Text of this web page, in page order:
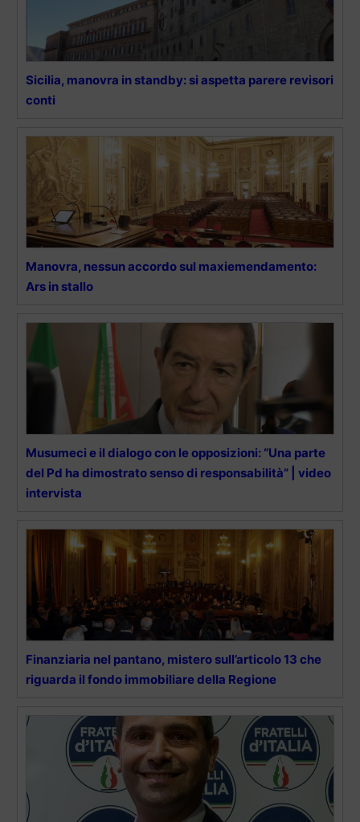
Sicilia, manovra in standby: si aspetta parere revisori
conti
Manovra, nessun accordo sul maxiemendamento:
Ars in stallo
Musumeci e il dialogo con le opposizioni: “Una parte
del Pd ha dimostrato senso di responsabilità” | video
intervista
Finanziaria nel pantano, mistero sull’articolo 13 che
riguarda il fondo immobiliare della Regione